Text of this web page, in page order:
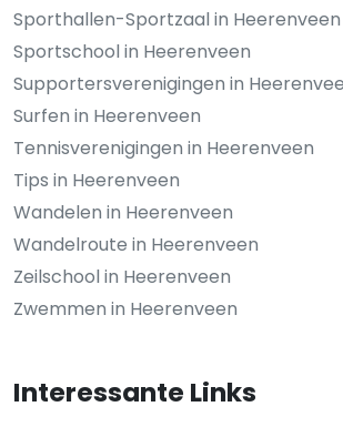
Sporthallen-Sportzaal in Heerenveen
Sportschool in Heerenveen
Supportersverenigingen in
Surfen in Heerenveen
Tennisverenigingen in Heerenveen
Tips in Heerenveen
Wandelen in Heerenveen
Wandelroute in Heerenveen
Zeilschool in Heerenveen
Zwemmen in Heerenveen
Interessante Links